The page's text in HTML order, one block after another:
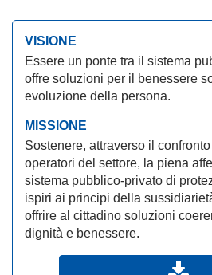
VISIONE
Essere un ponte tra il sistema
offre soluzioni per il benessere
evoluzione della persona.
MISSIONE
Sostenere, attraverso il
operatori del settore, la piena
sistema pubblico-privato di
ispiri ai principi della
offrire al cittadino soluzioni
dignità e benessere.